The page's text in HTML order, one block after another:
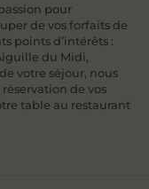
pour
de vos forfaits de
points d’intérêts :
du Midi,
votre séjour, nous
de vos
table au restaurant